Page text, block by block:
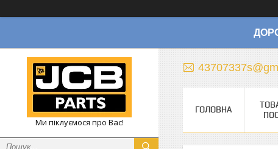
Ми піклуємося про Вас!
ГОЛОВНА